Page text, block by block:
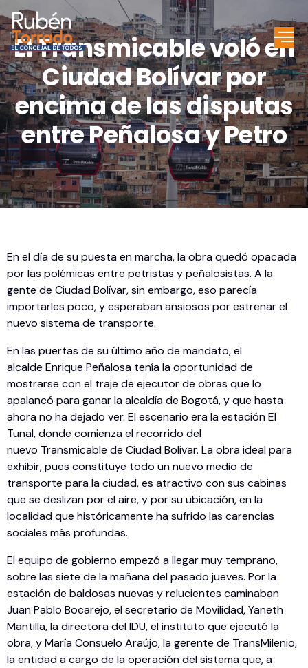
El Transmicable voló en
Ciudad Bolívar por
encima de las disputas
entre Peñalosa y Petro
En el día de su puesta en marcha, la obra quedó opacada
por las polémicas entre petristas y peñalosistas. A la
gente de Ciudad Bolívar, sin embargo, eso parecía
importarles poco, y esperaban ansiosos por estrenar el
nuevo sistema de transporte.
En las puertas de su último año de mandato, el
alcalde Enrique Peñalosa tenía la oportunidad de
mostrarse con el traje de ejecutor de obras que lo
apalancó para ganar la alcaldía de Bogotá, y que hasta
ahora no ha dejado ver. El escenario era la estación El
Tunal, donde comienza el recorrido del
nuevo Transmicable de Ciudad Bolívar. La obra ideal para
exhibir, pues constituye todo un nuevo medio de
transporte para la ciudad, es atractivo con sus cabinas
que se deslizan por el aire, y por su ubicación, en la
localidad que históricamente ha sufrido las carencias
sociales más profundas.
El equipo de gobierno empezó a llegar muy temprano,
sobre las siete de la mañana del pasado jueves. Por la
estación de baldosas nuevas y relucientes caminaban
Juan Pablo Bocarejo, el secretario de Movilidad, Yaneth
Mantilla, la directora del IDU, el instituto que ejecutó la
obra, y María Consuelo Araújo, la gerente de TransMilenio,
la entidad a cargo de la operación del sistema que, a